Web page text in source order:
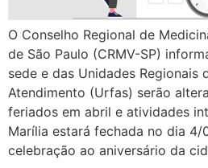
O Conselho Regional de
de São Paulo (CRMV-SP)
sede e das Unidades Regionais
Atendimento (Urfas) serão
feriados em abril e atividades
Marília estará fechada no dia
celebração ao aniversário da